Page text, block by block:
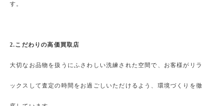
す。
2.こだわりの高価買取店
大切なお品物を扱うにふさわしい洗練された空間で、お客様がリラ
ックスして査定の時間をお過ごしいただけるよう、環境づくりを徹